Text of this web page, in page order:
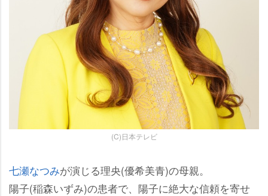
(C)日本テレビ
七瀬なつみが演じる理央(優希美青)の母親。
陽子(稲森いずみ)の患者で、陽子に絶大な信頼を寄せ